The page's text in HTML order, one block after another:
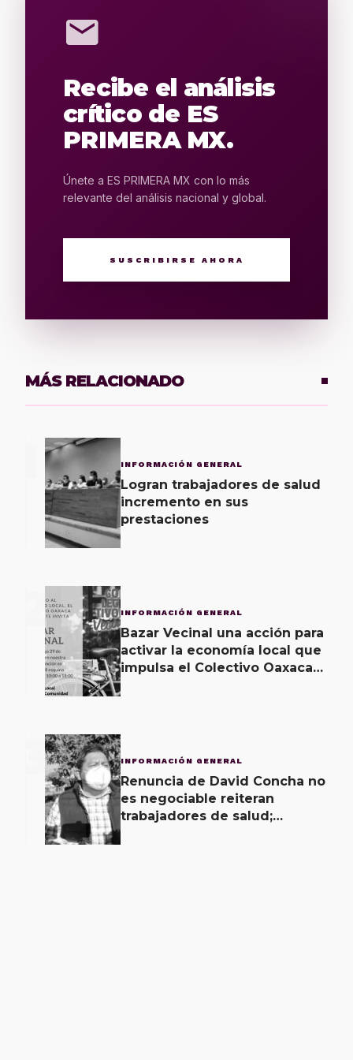
mail
Recibe el análisis
crítico de ES
PRIMERA MX.
Únete a ES PRIMERA MX con lo más
relevante del análisis nacional y global.
SUSCRIBIRSE AHORA
MÁS RELACIONADO
INFORMACIÓN GENERAL
Logran trabajadores de salud
incremento en sus
prestaciones
2 INFORMACIÓN GENERAL
Bazar Vecinal una acción para
activar la economía local que
impulsa el Colectivo Oaxaca
3 INFORMACIÓN GENERAL
Renuncia de David Concha no
es negociable reiteran
trabajadores de salud;